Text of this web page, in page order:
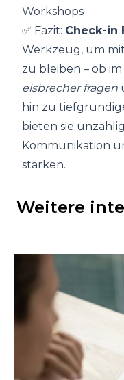
Workshops
✅ Fazit: Check-in
Werkzeug, um
zu bleiben – ob
eisbrecher fragen
hin zu
bieten sie
Kommunikation
stärken.
Weitere